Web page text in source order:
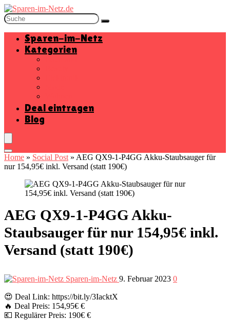
Sparen-im-Netz
Kategorien
Deal eintragen
Blog
Home » Social Post » AEG QX9-1-P4GG Akku-Staubsauger für
nur 154,95€ inkl. Versand (statt 190€)
AEG QX9-1-P4GG Akku-
Staubsauger für nur 154,95€ inkl.
Versand (statt 190€)
Sparen-im-Netz 9. Februar 2023 0
😍 Deal Link: https://bit.ly/3IacktX
🔥 Deal Preis: 154,95€ €
💶 Regulärer Preis: 190€ €